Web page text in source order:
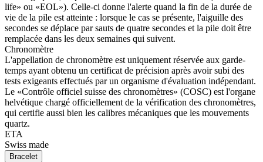
life» ou «EOL»). Celle-ci donne l'alerte quand la fin de la durée de
vie de la pile est atteinte : lorsque le cas se présente, l'aiguille des
secondes se déplace par sauts de quatre secondes et la pile doit être
remplacée dans les deux semaines qui suivent.
Chronomètre
L'appellation de chronomètre est uniquement réservée aux garde-
temps ayant obtenu un certificat de précision après avoir subi des
tests exigeants effectués par un organisme d'évaluation indépendant.
Le «Contrôle officiel suisse des chronomètres» (COSC) est l'organe
helvétique chargé officiellement de la vérification des chronomètres,
qui certifie aussi bien les calibres mécaniques que les mouvements
quartz.
ETA
Swiss made
Bracelet